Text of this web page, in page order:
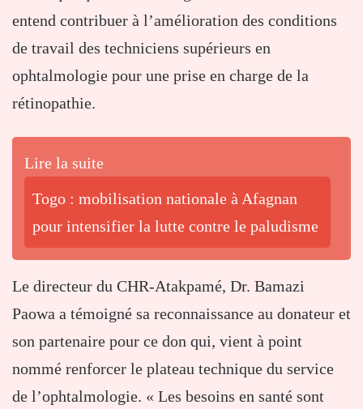
entend contribuer à l’amélioration des conditions
de travail des techniciens supérieurs en
ophtalmologie pour une prise en charge de la
rétinopathie.
Lire la suite
Togo : mobilisation nationale à Afagnan
pour intensifier la lutte contre le paludisme
Le directeur du CHR-Atakpamé, Dr. Bamazi
Paowa a témoigné sa reconnaissance au donateur et
son partenaire pour ce don qui, vient à point
nommé renforcer le plateau technique du service
de l’ophtalmologie. « Les besoins en santé sont